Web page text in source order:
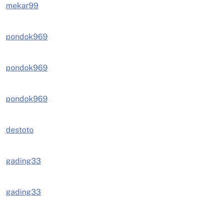
mekar99
pondok969
pondok969
pondok969
destoto
gading33
gading33